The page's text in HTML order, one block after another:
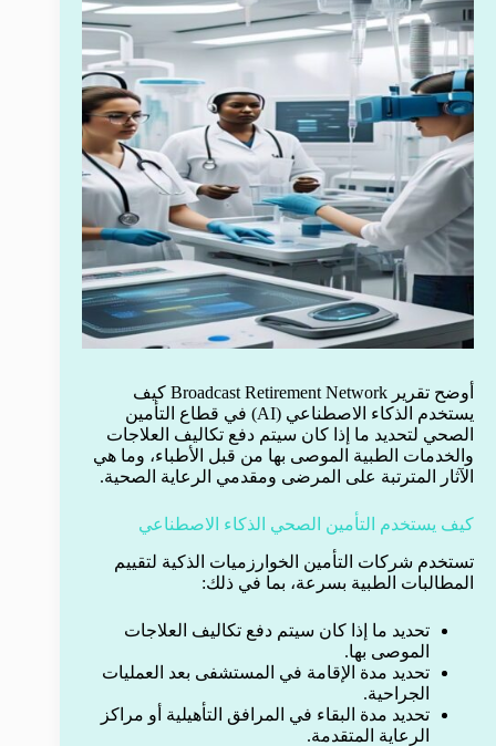
أوضح تقرير Broadcast Retirement Network كيف
يستخدم الذكاء الاصطناعي (AI) في قطاع التأمين
الصحي لتحديد ما إذا كان سيتم دفع تكاليف العلاجات
والخدمات الطبية الموصى بها من قبل الأطباء، وما هي
الآثار المترتبة على المرضى ومقدمي الرعاية الصحية.
كيف يستخدم التأمين الصحي الذكاء الاصطناعي
تستخدم شركات التأمين الخوارزميات الذكية لتقييم
المطالبات الطبية بسرعة، بما في ذلك:
تحديد ما إذا كان سيتم دفع تكاليف العلاجات
الموصى بها.
تحديد مدة الإقامة في المستشفى بعد العمليات
الجراحية.
تحديد مدة البقاء في المرافق التأهيلية أو مراكز
الرعاية المتقدمة.